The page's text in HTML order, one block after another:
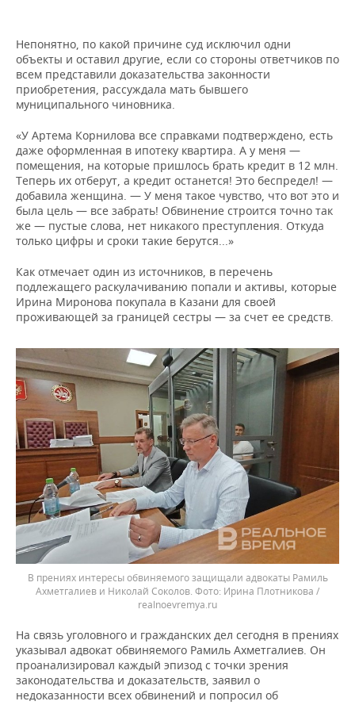
Непонятно, по какой причине суд исключил одни
объекты и оставил другие, если со стороны ответчиков по
всем представили доказательства законности
приобретения, рассуждала мать бывшего
муниципального чиновника.
«У Артема Корнилова все справками подтверждено, есть
даже оформленная в ипотеку квартира. А у меня —
помещения, на которые пришлось брать кредит в 12 млн.
Теперь их отберут, а кредит останется! Это беспредел! —
добавила женщина. — У меня такое чувство, что вот это и
была цель — все забрать! Обвинение строится точно так
же — пустые слова, нет никакого преступления. Откуда
только цифры и сроки такие берутся...»
Как отмечает один из источников, в перечень
подлежащего раскулачиванию попали и активы, которые
Ирина Миронова покупала в Казани для своей
проживающей за границей сестры — за счет ее средств.
В прениях интересы обвиняемого защищали адвокаты Рамиль
Ахметгалиев и Николай Соколов.
Ирина Плотникова /
realnoevremya.ru
На связь уголовного и гражданских дел сегодня в прениях
указывал адвокат обвиняемого Рамиль Ахметгалиев. Он
проанализировал каждый эпизод с точки зрения
законодательства и доказательств, заявил о
недоказанности всех обвинений и попросил об